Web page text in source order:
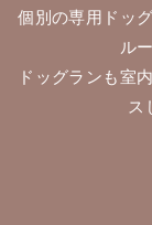
個別の専用ドッ
ル
ドッグランも室
ス